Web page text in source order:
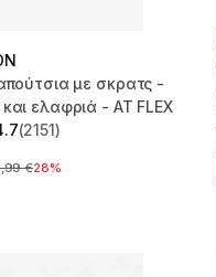
με σκρατς -
ελαφριά - AT FLEX
stars from 2151 reviews
(2151)
τιμή
€28%